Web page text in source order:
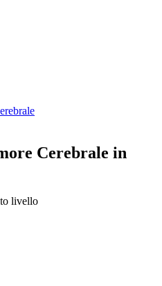
Cerebrale in
livello